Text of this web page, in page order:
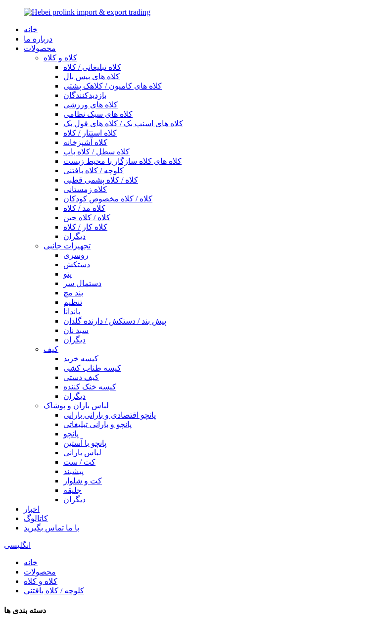
خانه
درباره ما
محصولات
کلاه و کلاه
کلاه تبلیغاتی / کلاه
کلاه های بیس بال
کلاه های کامیون / کلاهک پشتی
بازدیدکنندگان
کلاه های ورزشی
کلاه های سبک نظامی
کلاه های اسنپ بک / کلاه های فول بک
کلاه استتار / کلاه
کلاه آشپزخانه
کلاه سطل / کلاه باب
کلاه های کلاه سازگار با محیط زیست
کلوچه / کلاه بافتنی
کلاه / کلاه پشمی قطبی
کلاه زمستانی
کلاه / کلاه مخصوص کودکان
کلاه مد / کلاه
کلاه / کلاه جین
کلاه کار / کلاه
دیگران
تجهیزات جانبی
روسری
دستکش
پتو
دستمال سر
بند مچ
تنظیم
باندانا
پیش بند / دستکش / دارنده گلدان
سبد نان
دیگران
کیف
کیسه خرید
کیسه طناب کشی
کیف دستی
کیسه خنک کننده
دیگران
لباس باران و پوشاک
پانچو اقتصادی و بارانی بارانی
پانچو و بارانی تبلیغاتی
پانچو
پانچو با آستین
لباس بارانی
کت / ست
پیشبند
کت و شلوار
جلیقه
دیگران
اخبار
کاتالوگ
با ما تماس بگیرید
انگلیسی
خانه
محصولات
کلاه و کلاه
کلوچه / کلاه بافتنی
دسته بندی ها